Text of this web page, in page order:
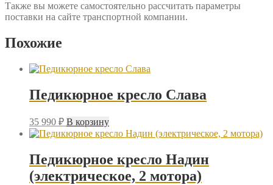
Также вы можете самостоятельно рассчитать параметры
поставки на сайте транспортной компании.
Похожие
Педикюрное кресло Слава
35 990 ₽ В корзину
Педикюрное кресло Надин
(электрическое, 2 мотора)